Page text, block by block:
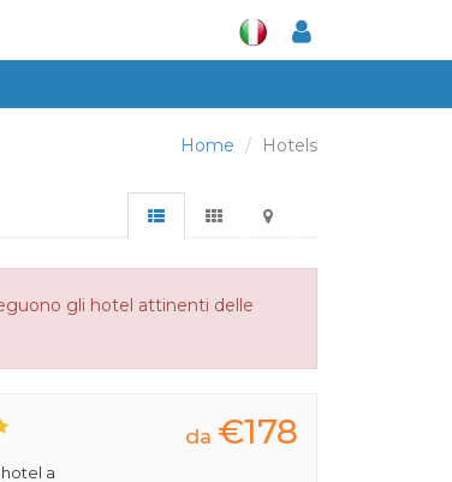
Home Hotels
gli hotel attinenti delle
a
da €178